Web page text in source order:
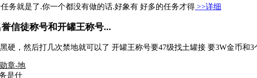
务就是了.你一个都没有做的话.好象有 好多的任务才得 >>详细
信徒称号和开罐王称号...
硬，然后打几次禁地就可以了 开罐王称号要47级找土罐接 要3W金币和
章-地
是什